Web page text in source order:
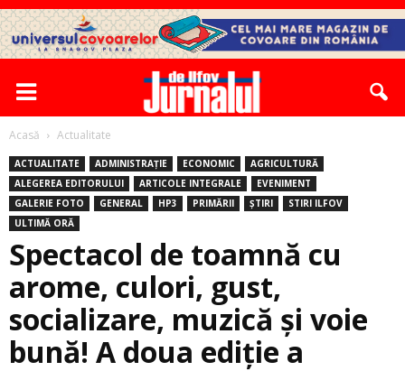
Acasă Actualitate
ACTUALITATE ADMINISTRAȚIE ECONOMIC
AGRICULTURĂ
ALEGEREA EDITORULUI
ARTICOLE INTEGRALE
EVENIMENT
GALERIE FOTO
GENERAL HP3 PRIMĂRII ȘTIRI
STIRI ILFOV
ULTIMĂ ORĂ
Spectacol de toamnă cu
arome, culori, gust,
socializare, muzică și voie
bună! A doua ediţie a